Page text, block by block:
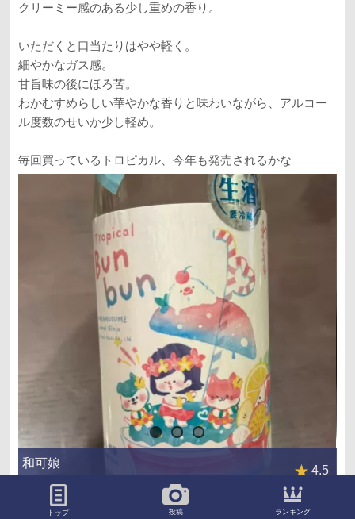
クリーミー感のある少し重めの香り。
いただくと口当たりはやや軽く。
細やかなガス感。
甘旨味の後にほろ苦。
わかむすめらしい華やかな香りと味わいながら、アルコー
ル度数のせいか少し軽め。
毎回買っているトロピカル、今年も発売されるかな
和可娘 4.5
いいね ！ ブックマーク
トップ 投稿 ランキング